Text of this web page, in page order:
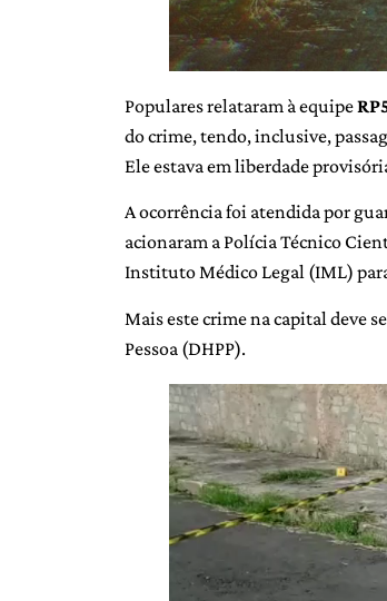
Populares relataram à equipe
do crime, tendo, inclusive,
Ele estava em liberdade
A ocorrência foi atendida por
acionaram a Polícia Técnico
Instituto Médico Legal (IML)
Mais este crime na capital deve
Pessoa (DHPP).